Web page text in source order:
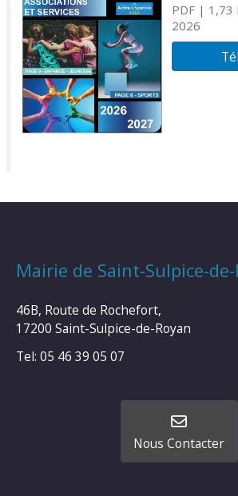
PDF| 1,73
2026
Mairie de Saint-Sulpice-de-
46B, Route de Rochefort,
17200 Saint-Sulpice-de-Royan
Tel: 05 46 39 05 07
Nous Contacter